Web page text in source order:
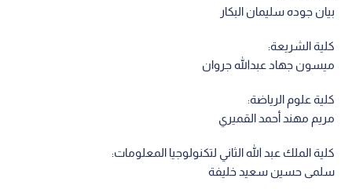
بيان جوده سليمان البكار
كلية الشريعة:
ميسون جهاد عبدالله جروان
كلية علوم الرياضة:
مريم مهند أحمد القميري
كلية الملك عبد الله الثاني لتكنولوجيا المعلومات:
سلمى حسين سعيد خليفة